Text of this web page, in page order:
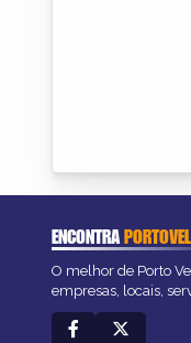
ENCONTRA
O melhor de Porto
empresas, locais,